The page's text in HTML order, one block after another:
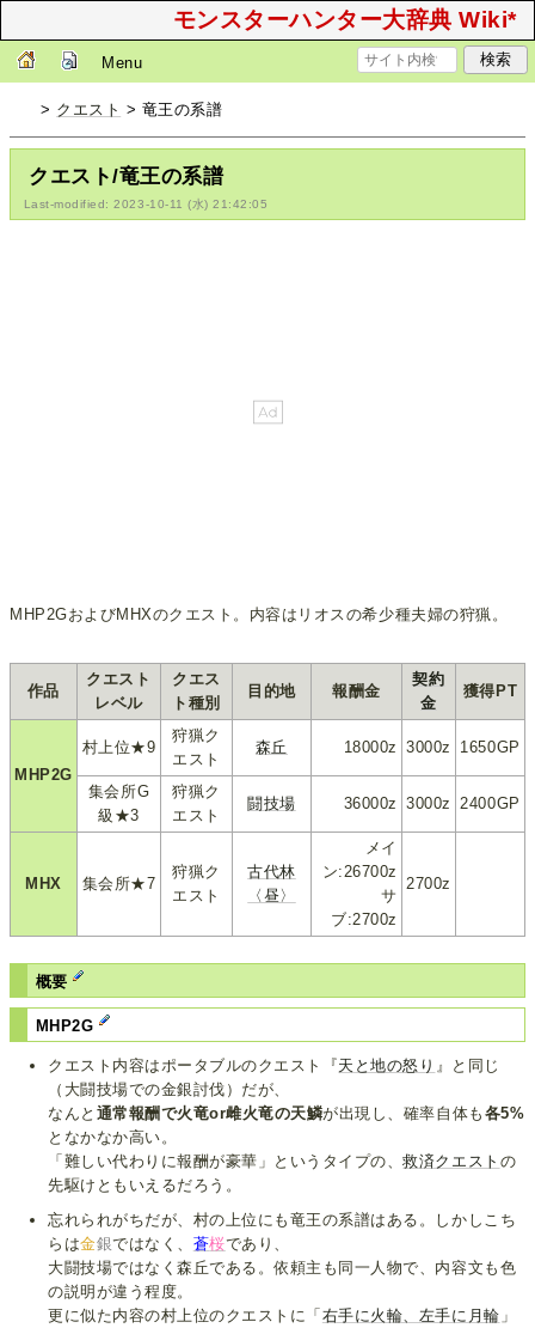
モンスターハンター大辞典 Wiki*
Menu
> クエスト > 竜王の系譜
クエスト/竜王の系譜
Last-modified: 2023-10-11 (水) 21:42:05
MHP2GおよびMHXのクエスト。内容はリオスの希少種夫婦の狩猟。
作品
クエスト
レベル
クエス
ト種別
目的地 報酬金
契約
金
獲得PT
MHP2G
村上位★9
狩猟ク
エスト
森丘 18000z 3000z 1650GP
集会所G
級★3
狩猟ク
エスト
闘技場 36000z 3000z 2400GP
MHX 集会所★7
狩猟ク
エスト
古代林
〈昼〉
メイ
ン:26700z
サ
ブ:2700z
2700z
概要
MHP2G
クエスト内容はポータブルのクエスト『天と地の怒り 』と同じ
（大闘技場での金銀討伐）だが、
なんと 通常報酬で火竜or雌火竜の天鱗が出現し、確率自体も 各5%
となかなか高い。
「難しい代わりに報酬が豪華」というタイプの、救済クエスト の
先駆けともいえるだろう。
忘れられがちだが、村の上位にも竜王の系譜はある。しかしこち
らは金銀ではなく、 蒼桜であり、
大闘技場ではなく森丘である。依頼主も同一人物で、内容文も色
の説明が違う程度。
更に似た内容の村上位のクエストに「右手に火輪、左手に月輪 」